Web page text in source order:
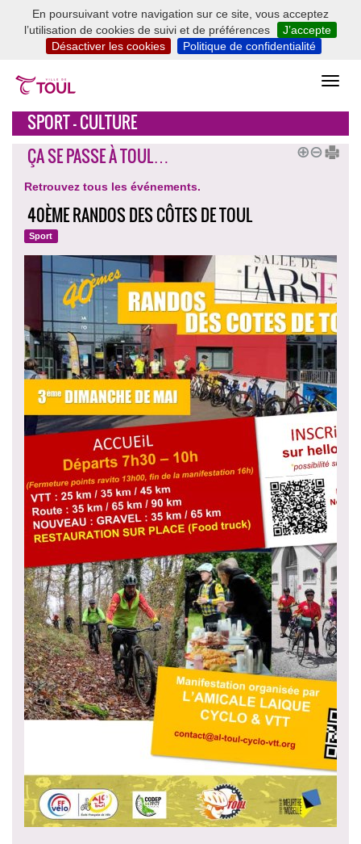
En poursuivant votre navigation sur ce site, vous acceptez
l’utilisation de cookies de suivi et de préférences
J’accepte
Désactiver les cookies
Politique de confidentialité
SPORT - CULTURE
ÇA SE PASSE À TOUL…
Retrouvez tous les événements.
40ÈME RANDOS DES CÔTES DE TOUL
Sport